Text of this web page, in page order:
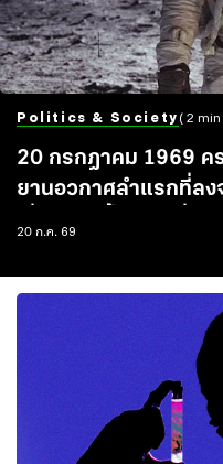
Politics & Society ( 2
20 กรกฎาคม 1969 ค
ยานอวกาศลำแรกที่ล
เรื่องราวเบื้องหลังที่ห
20 ก.ค. 69